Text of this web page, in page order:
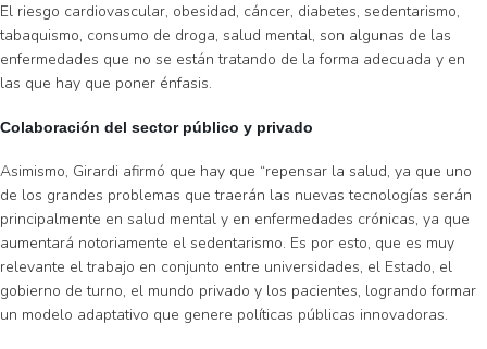
El riesgo cardiovascular, obesidad, cáncer, diabetes, sedentarismo,
tabaquismo, consumo de droga, salud mental, son algunas de las
enfermedades que no se están tratando de la forma adecuada y en
las que hay que poner énfasis.
Colaboración del sector público y privado
Asimismo, Girardi afirmó que hay que “repensar la salud, ya que uno
de los grandes problemas que traerán las nuevas tecnologías serán
principalmente en salud mental y en enfermedades crónicas, ya que
aumentará notoriamente el sedentarismo. Es por esto, que es muy
relevante el trabajo en conjunto entre universidades, el Estado, el
gobierno de turno, el mundo privado y los pacientes, logrando formar
un modelo adaptativo que genere políticas públicas innovadoras.